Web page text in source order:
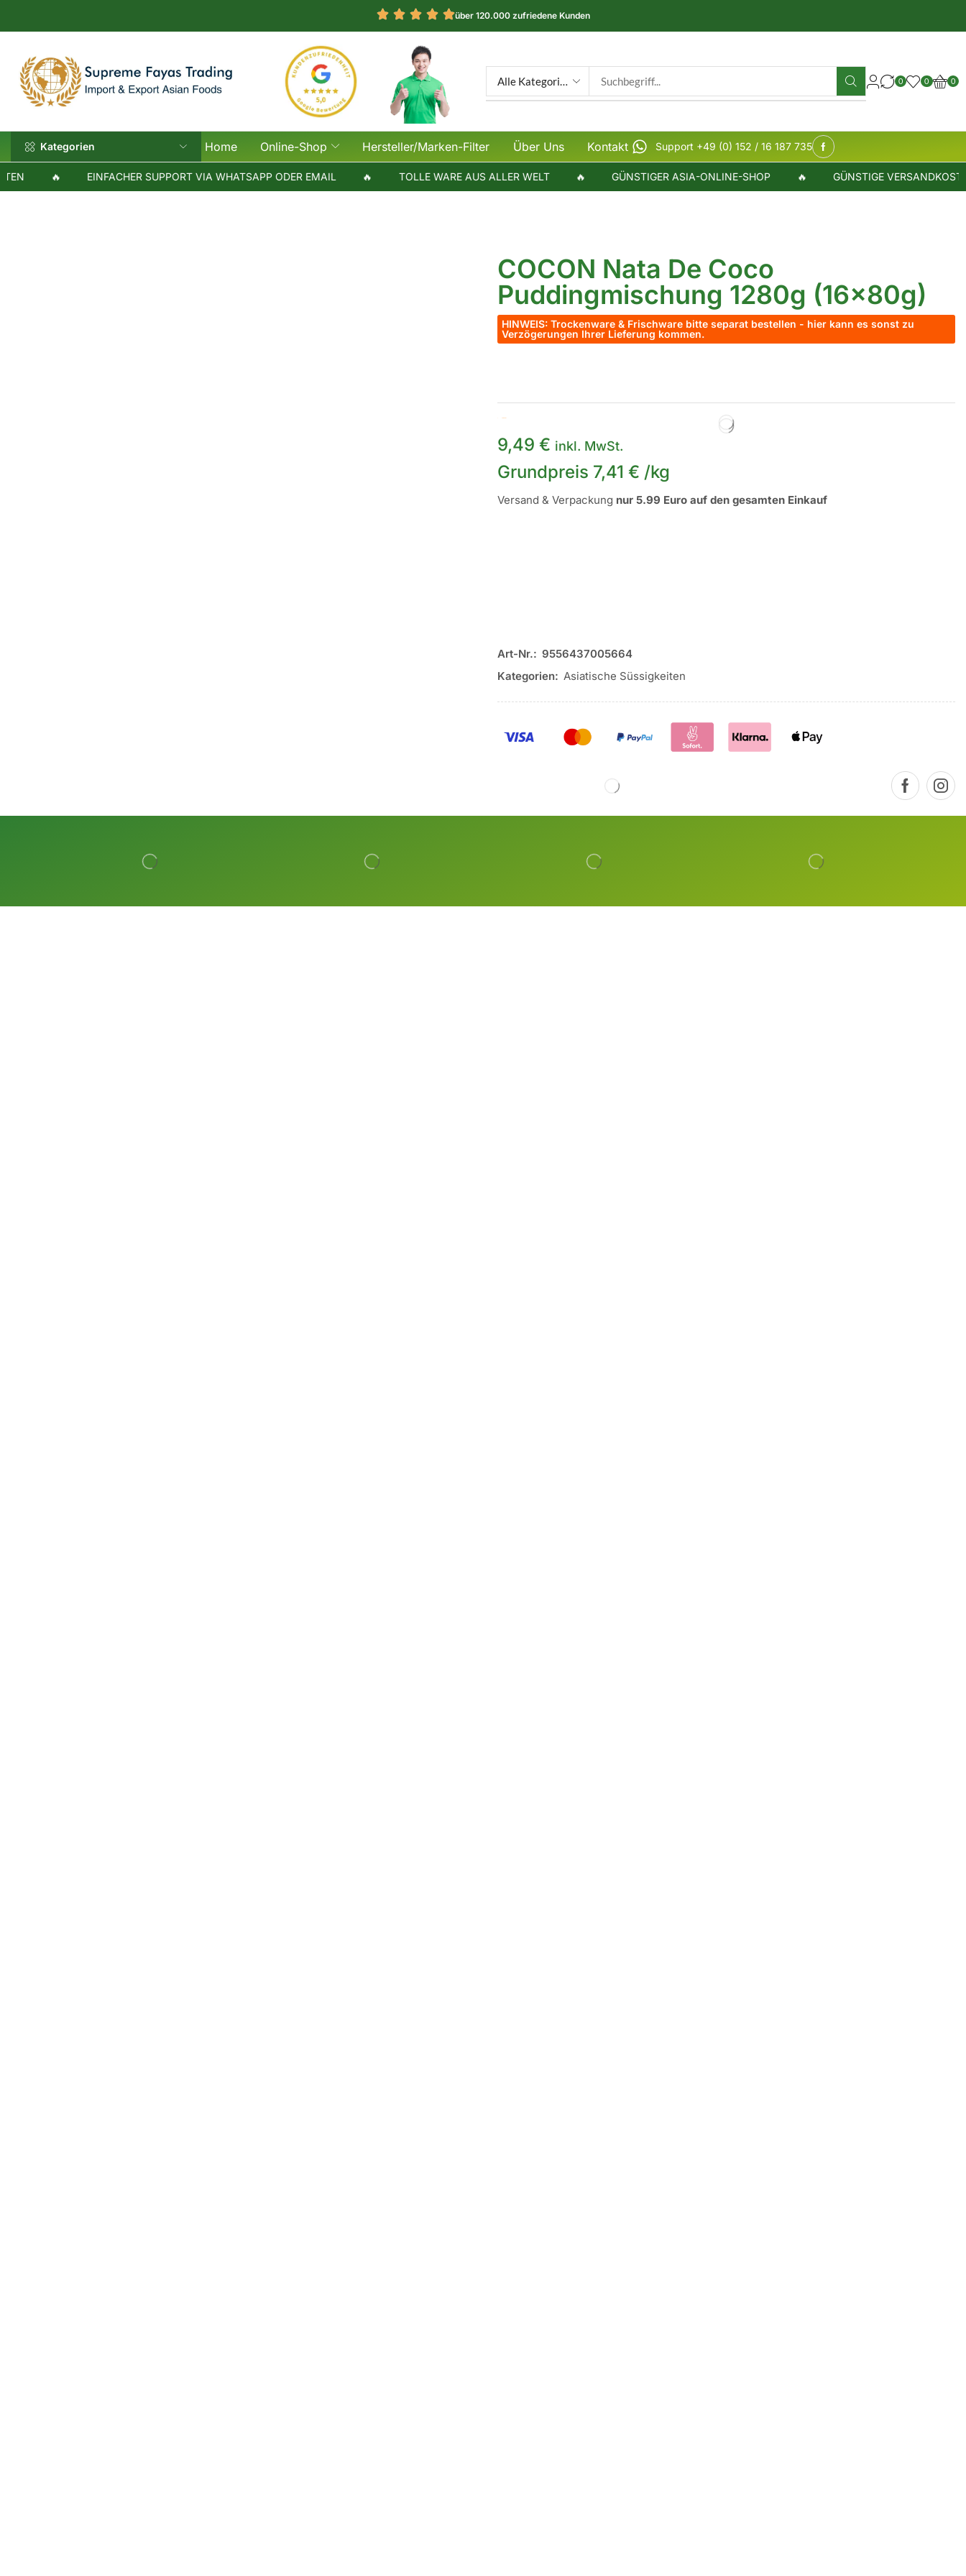
über 120.000 zufriedene Kunden
0 0 0
Kategorien Home Online-Shop Hersteller/Marken-Filter Über Uns Kontakt Support +49 (0) 152 / 16 187 735
EINFACHER SUPPORT VIA WHATSAPP ODER EMAIL TOLLE WARE AUS ALLER WELT GÜNSTIGER ASIA-ONLINE-SHOP GÜNSTIGE VERSANDKOSTEN
COCON Nata De Coco
Puddingmischung 1280g (16x80g)
HINWEIS: Trockenware & Frischware bitte separat bestellen - hier kann es sonst zu
Verzögerungen Ihrer Lieferung kommen.
9,49€ inkl. MwSt.
Grundpreis 7,41€ /kg
Versand & Verpackung nur 5.99 Euro auf den gesamten Einkauf
Art-Nr.: 9556437005664
Kategorien: Asiatische Süssigkeiten